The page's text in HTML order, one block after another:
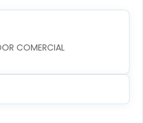
COMERCIAL